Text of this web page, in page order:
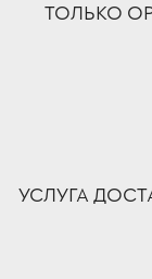
ТОЛЬКО
УСЛУГА